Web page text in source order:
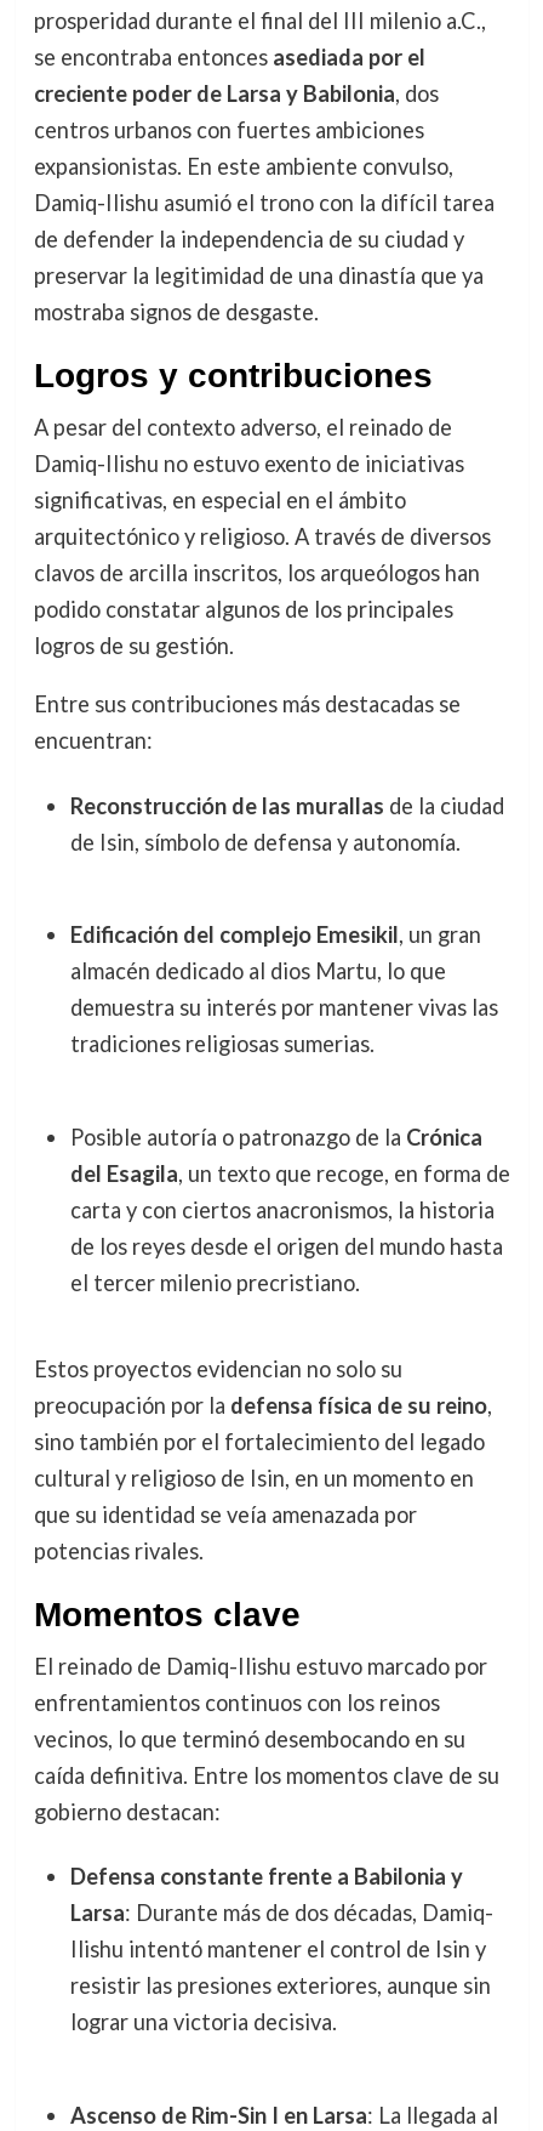
prosperidad durante el final del III milenio a.C.,
se encontraba entonces asediada por el
creciente poder de Larsa y Babilonia, dos
centros urbanos con fuertes ambiciones
expansionistas. En este ambiente convulso,
Damiq-Ilishu asumió el trono con la difícil tarea
de defender la independencia de su ciudad y
preservar la legitimidad de una dinastía que ya
mostraba signos de desgaste.
Logros y contribuciones
A pesar del contexto adverso, el reinado de
Damiq-Ilishu no estuvo exento de iniciativas
significativas, en especial en el ámbito
arquitectónico y religioso. A través de diversos
clavos de arcilla inscritos, los arqueólogos han
podido constatar algunos de los principales
logros de su gestión.
Entre sus contribuciones más destacadas se
encuentran:
Reconstrucción de las murallas de la ciudad
de Isin, símbolo de defensa y autonomía.
Edificación del complejo Emesikil, un gran
almacén dedicado al dios Martu, lo que
demuestra su interés por mantener vivas las
tradiciones religiosas sumerias.
Posible autoría o patronazgo de la Crónica
del Esagila, un texto que recoge, en forma de
carta y con ciertos anacronismos, la historia
de los reyes desde el origen del mundo hasta
el tercer milenio precristiano.
Estos proyectos evidencian no solo su
preocupación por la defensa física de su reino,
sino también por el fortalecimiento del legado
cultural y religioso de Isin, en un momento en
que su identidad se veía amenazada por
potencias rivales.
Momentos clave
El reinado de Damiq-Ilishu estuvo marcado por
enfrentamientos continuos con los reinos
vecinos, lo que terminó desembocando en su
caída definitiva. Entre los momentos clave de su
gobierno destacan:
Defensa constante frente a Babilonia y
Larsa: Durante más de dos décadas, Damiq-
Ilishu intentó mantener el control de Isin y
resistir las presiones exteriores, aunque sin
lograr una victoria decisiva.
Ascenso de Rim-Sin I en Larsa: La llegada al